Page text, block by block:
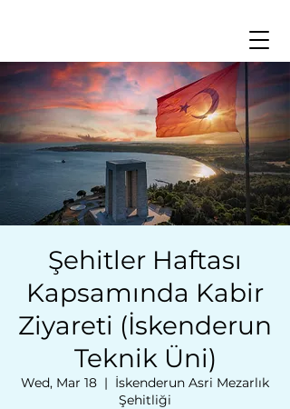
Şehitler Haftası
Kapsamında Kabir
Ziyareti (İskenderun
Teknik Üni)
Wed, Mar 18
  |
İskenderun Asri Mezarlık
Şehitliği